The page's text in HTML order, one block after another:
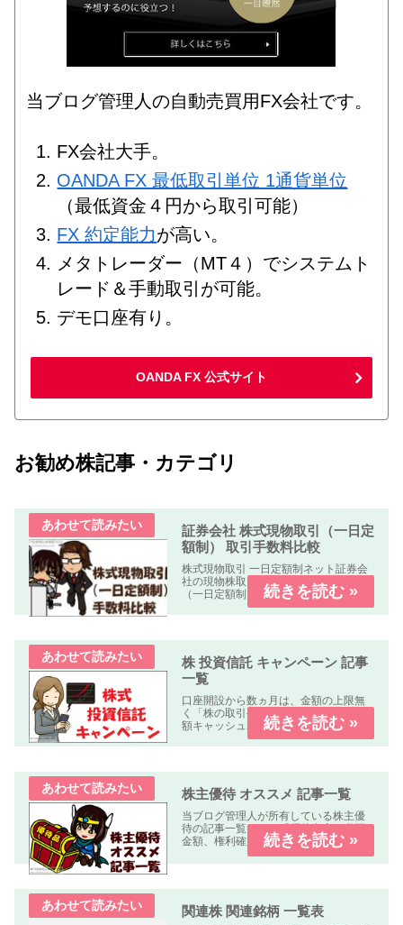
当ブログ管理人の自動売買用FX会社です。
FX会社大手。
OANDA FX 最低取引単位 1通貨単位
（最低資金４円から取引可能）
FX 約定能力が高い。
メタトレーダー（MT４）でシステムト
レード＆手動取引が可能。
デモ口座有り。
OANDA FX 公式サイト
お勧め株記事・カテゴリ
証券会社 株式現物取引（一日定
額制） 取引手数料比較
株式現物取引 一日定額制ネット証券会
社の現物株取引の「株式手数料比較表
（一日定額制）」を作成しました。何
れの業者も「パソコン、スマートフォ
ン、タブレット」で簡単に口座開設・
使い方社名クリック（スマホはタッ...
株 投資信託 キャンペーン 記事
一覧
口座開設から数ヵ月は、金額の上限無
く「株の取引手数料が無料」又は「全
額キャッシュバック」のキャンペーン
中心に掲載しています。
株主優待 オススメ 記事一覧
当ブログ管理人が所有している株主優
待の記事一覧です。「優待内容、必要
金額、権利確定日、優待到着日、使用
期限、優待利回り、配当利回り、オス
スメ度」などについて解説します。
関連株 関連銘柄 一覧表